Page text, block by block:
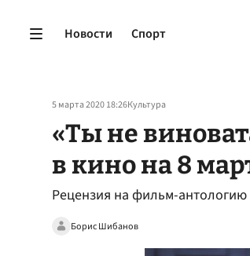
Новости Спорт
5 марта 2020 18:26Культура
«Ты не
в кино на 8
Рецензия на фильм-
Борис Шибанов